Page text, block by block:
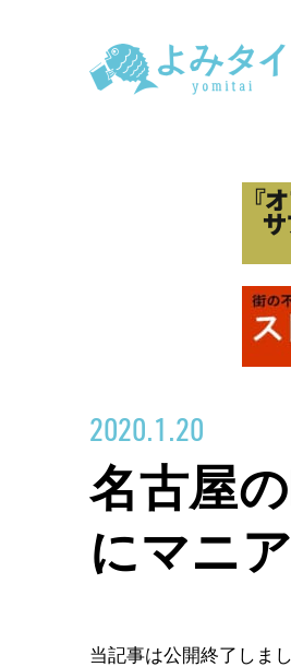
2020.1.20
名古屋
にマニ
当記事は公開終了しまし